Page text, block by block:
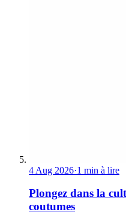
4 Aug 2026·1 min à lire
Plongez dans la
coutumes